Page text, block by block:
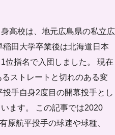
高校は、地元広島県の私立広
田大学卒業後は北海道日本
位指名で入団しました。 現在
ストレートと切れのある変
手自身2度目の開幕投手とし
ます。 この記事では2020
原航平投手の球速や球種、